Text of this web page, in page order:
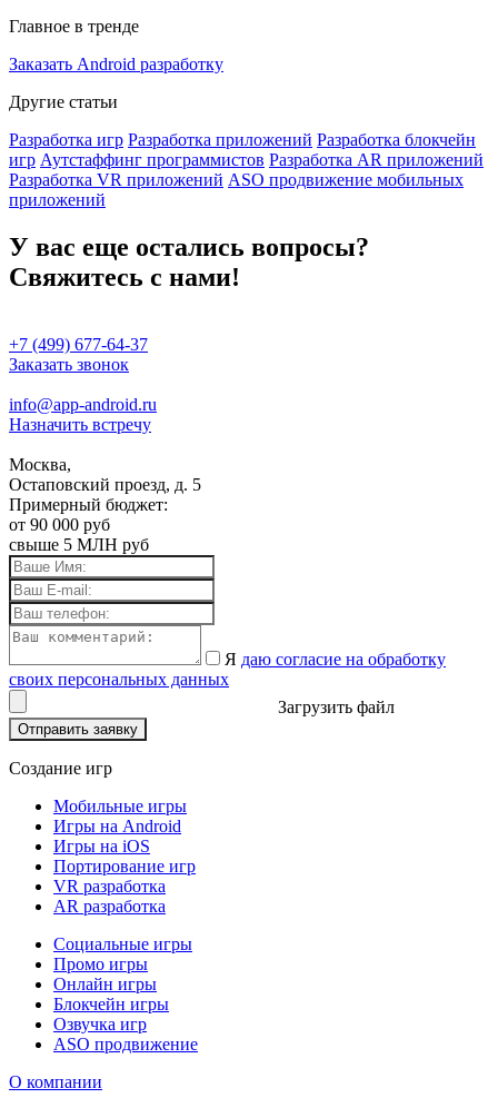
Главное в тренде
Заказать Android разработку
Другие статьи
Разработка игр Разработка приложений Разработка блокчейн
игр Аутстаффинг программистов Разработка AR приложений
Разработка VR приложений ASO продвижение мобильных
приложений
У вас еще остались вопросы?
Свяжитесь с нами!
+7 (499) 677-64-37
Заказать звонок
info@app-android.ru
Назначить встречу
Москва,
Остаповский проезд, д. 5
Примерный бюджет:
от 90 000 руб
свыше 5 МЛН руб
Я даю согласие на обработку
своих персональных данных
Загрузить файл
Отправить заявку
Создание игр
Мобильные игры
Игры на Android
Игры на iOS
Портирование игр
VR разработка
AR разработка
Социальные игры
Промо игры
Онлайн игры
Блокчейн игры
Озвучка игр
ASO продвижение
О компании